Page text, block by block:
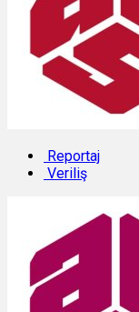
Reportaj
Veriliş